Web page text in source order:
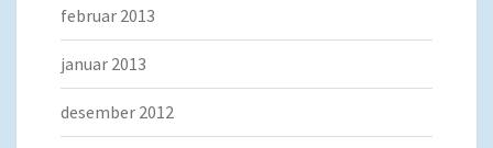
februar 2013
januar 2013
desember 2012